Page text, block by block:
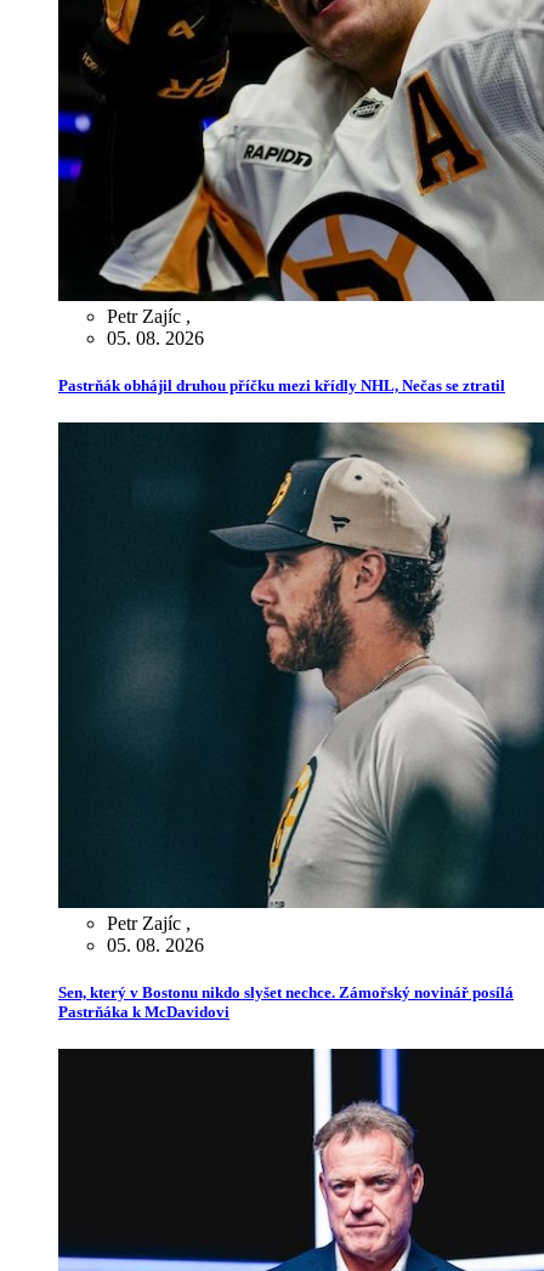
Petr Zajíc ,
05. 08. 2026
Pastrňák obhájil druhou příčku mezi křídly NHL, Nečas se ztratil
Petr Zajíc ,
05. 08. 2026
Sen, který v Bostonu nikdo slyšet nechce. Zámořský novinář posílá
Pastrňáka k McDavidovi